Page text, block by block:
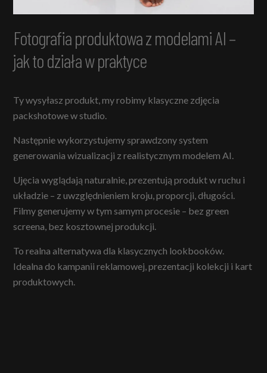
Fotografia produktowa z modelami AI –
jak to działa w praktyce
Ty wysyłasz produkt, my robimy klasyczne zdjęcia
packshotowe w studio.
Następnie wykorzystujemy sprawdzony system
generowania wizualizacji z realistycznym modelem AI.
Ujęcia wyglądają naturalnie, prezentują produkt w ruchu i
układzie – z uwzględnieniem kroju, proporcji, długości.
Filmy generujemy w tym samym procesie – bez green
screena, bez kosztownej produkcji.
To realna alternatywa dla klasycznych lookbooków.
Idealna do kampanii reklamowej, prezentacji kolekcji i kart
produktowych.